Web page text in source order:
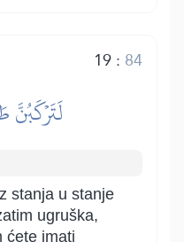
19: 84
stanja u stanje
ugruška,
ćete imati